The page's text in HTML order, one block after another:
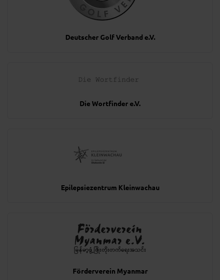
Deutscher Golf Verband e.V.
Die Wortfinder e.V.
Epilepsiezentrum Kleinwachau
Förderverein Myanmar